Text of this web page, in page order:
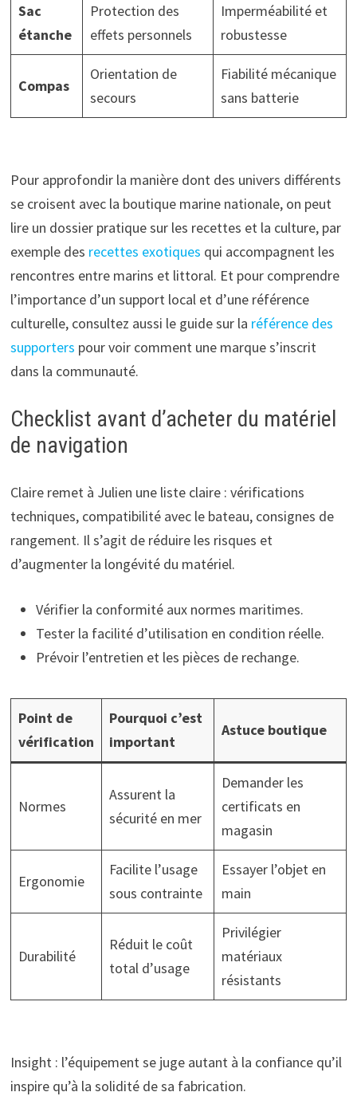
Sac
étanche
Protection des
effets personnels
Imperméabilité et
robustesse
Compas
Orientation de
secours
Fiabilité mécanique
sans batterie
Pour approfondir la manière dont des univers différents
se croisent avec la boutique marine nationale, on peut
lire un dossier pratique sur les recettes et la culture, par
exemple des recettes exotiques qui accompagnent les
rencontres entre marins et littoral. Et pour comprendre
l’importance d’un support local et d’une référence
culturelle, consultez aussi le guide sur la référence des
supporters pour voir comment une marque s’inscrit
dans la communauté.
Checklist avant d’acheter du matériel
de navigation
Claire remet à Julien une liste claire : vérifications
techniques, compatibilité avec le bateau, consignes de
rangement. Il s’agit de réduire les risques et
d’augmenter la longévité du matériel.
Vérifier la conformité aux normes maritimes.
Tester la facilité d’utilisation en condition réelle.
Prévoir l’entretien et les pièces de rechange.
Point de
vérification
Pourquoi c’est
important
Astuce boutique
Normes
Assurent la
sécurité en mer
Demander les
certificats en
magasin
Ergonomie
Facilite l’usage
sous contrainte
Essayer l’objet en
main
Durabilité
Réduit le coût
total d’usage
Privilégier
matériaux
résistants
Insight : l’équipement se juge autant à la confiance qu’il
inspire qu’à la solidité de sa fabrication.